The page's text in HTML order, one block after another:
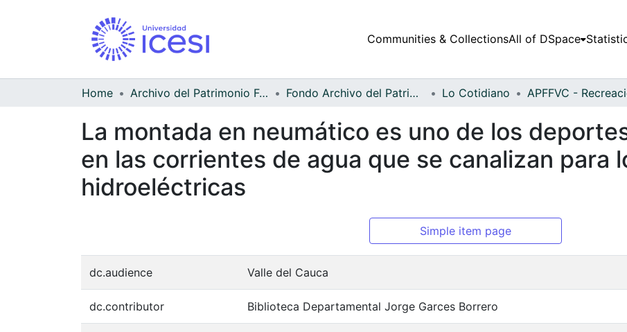
Communities & CollectionsAll of DSpace
Home Archivo del Patrimonio Fotográfico y Fílmico del Valle del Cauca Fondo Archivo del Patrimonio Fotográfico y Fílmico del Valle del Cauca Lo Cotidiano
La montada en neumático es uno de los
en las corrientes de agua que se canalizan para
hidroeléctricas
Simple item page
dc.audience Valle del Cauca
dc.contributor Biblioteca Departamental Jorge Garces Borrero